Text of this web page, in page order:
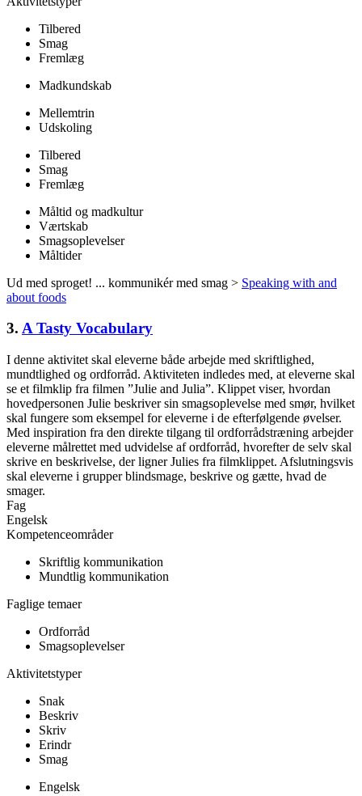
Tilbered
Smag
Fremlæg
Madkundskab
Mellemtrin
Udskoling
Tilbered
Smag
Fremlæg
Måltid og madkultur
Værtskab
Smagsoplevelser
Måltider
Ud med sproget! ... kommunikér med smag > Speaking with and
about foods
3. A Tasty Vocabulary
I denne aktivitet skal eleverne både arbejde med skriftlighed,
mundtlighed og ordforråd. Aktiviteten indledes med, at eleverne skal
se et filmklip fra filmen ”Julie and Julia”. Klippet viser, hvordan
hovedpersonen Julie beskriver sin smagsoplevelse med smør, hvilket
skal fungere som eksempel for eleverne i de efterfølgende øvelser.
Med inspiration fra den direkte tilgang til ordforrådstræning arbejder
eleverne målrettet med udvidelse af ordforråd, hvorefter de selv skal
skrive en beskrivelse, der ligner Julies fra filmklippet. Afslutningsvis
skal eleverne i grupper blindsmage, beskrive og gætte, hvad de
smager.
Fag
Engelsk
Kompetenceområder
Skriftlig kommunikation
Mundtlig kommunikation
Faglige temaer
Ordforråd
Smagsoplevelser
Aktivitetstyper
Snak
Beskriv
Skriv
Erindr
Smag
Engelsk